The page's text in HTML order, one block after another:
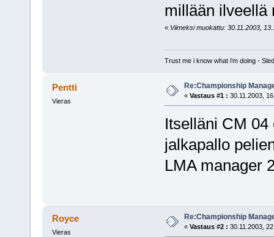
millään
« Viimeksi muokattu: 30.11.2003,
Trust me i know what i'm doing -
Pentti
Vieras
Re:Championship
« Vastaus #1 : 30.11.2003,
Itselläni CM
jalkapallo
LMA manager
Royce
Vieras
Re:Championship
« Vastaus #2 : 30.11.2003,